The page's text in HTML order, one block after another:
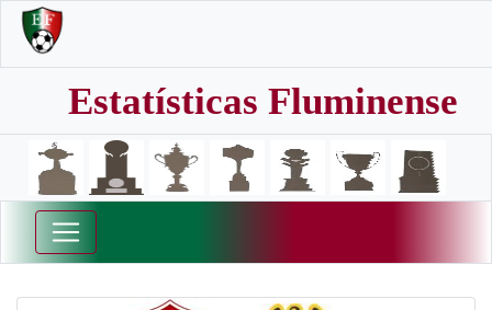
Estatísticas Fluminense